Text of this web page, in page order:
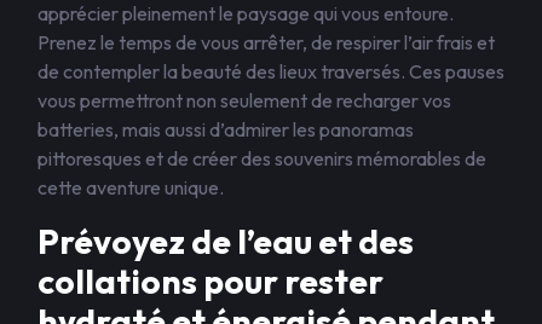
apprécier pleinement le paysage qui vous entoure.
Prenez le temps de vous arrêter, de respirer l’air frais et
de contempler la beauté des lieux traversés. Ces pauses
vous permettront non seulement de recharger vos
batteries, mais aussi d’admirer les panoramas
pittoresques et de créer des souvenirs mémorables de
cette aventure unique.
Prévoyez de l’eau et des
collations pour rester